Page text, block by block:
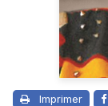
Imprimer